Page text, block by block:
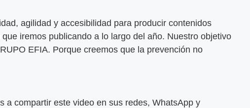
agilidad y accesibilidad para producir contenidos
iremos publicando a lo largo del año. Nuestro objetivo
EFIA. Porque creemos que la prevención no
a compartir este video en sus redes, WhatsApp y